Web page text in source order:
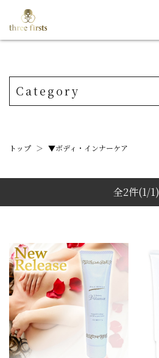
Category
トップ ＞ ▼ボディ・インナーケア
全2件(1/1)